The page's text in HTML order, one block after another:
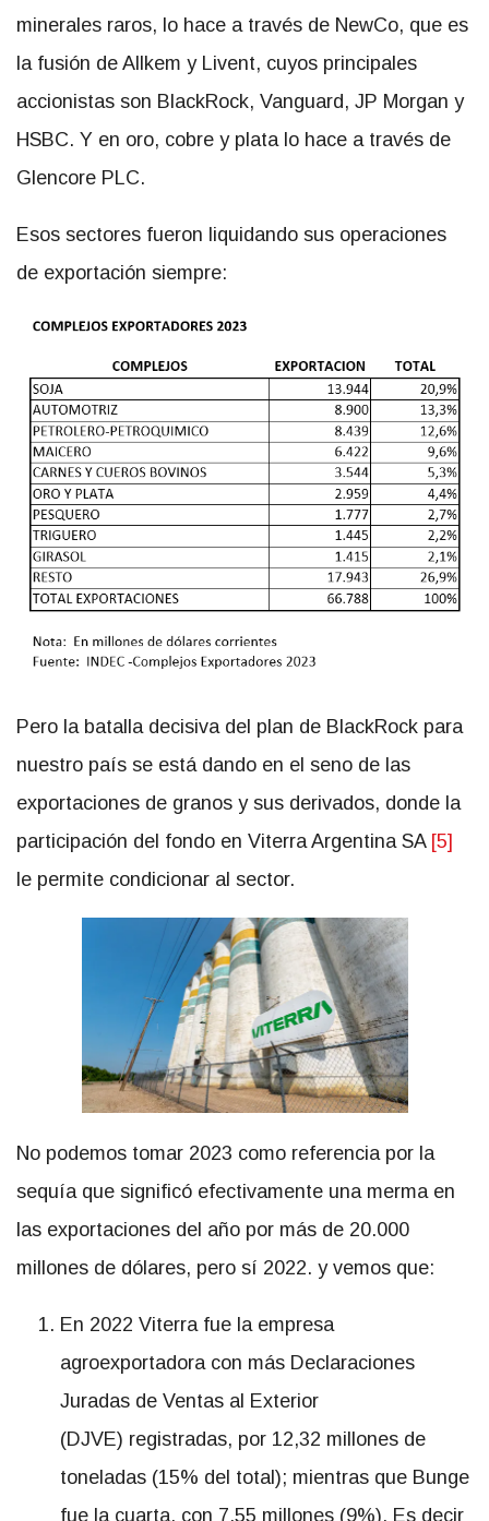
minerales raros, lo hace a través de NewCo, que es
la fusión de Allkem y Livent, cuyos principales
accionistas son BlackRock, Vanguard, JP Morgan y
HSBC. Y en oro, cobre y plata lo hace a través de
Glencore PLC.
Esos sectores fueron liquidando sus operaciones
de exportación siempre:
Pero la batalla decisiva del plan de BlackRock para
nuestro país se está dando en el seno de las
exportaciones de granos y sus derivados, donde la
participación del fondo en Viterra Argentina SA [5]
le permite condicionar al sector.
No podemos tomar 2023 como referencia por la
sequía que significó efectivamente una merma en
las exportaciones del año por más de 20.000
millones de dólares, pero sí 2022. y vemos que:
En 2022 Viterra fue la empresa
agroexportadora con más Declaraciones
Juradas de Ventas al Exterior
(DJVE) registradas, por 12,32 millones de
toneladas (15% del total); mientras que Bunge
fue la cuarta, con 7,55 millones (9%). Es decir